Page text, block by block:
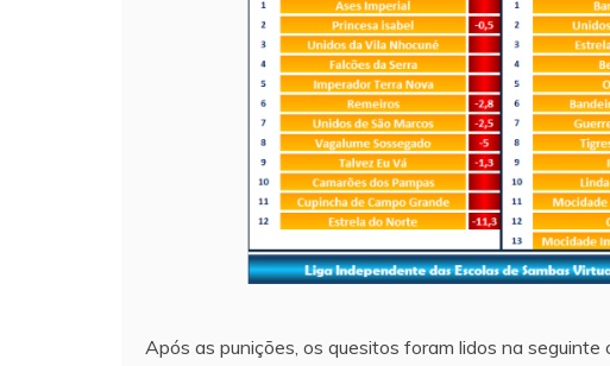
Após as punições, os quesitos foram lidos na seguinte